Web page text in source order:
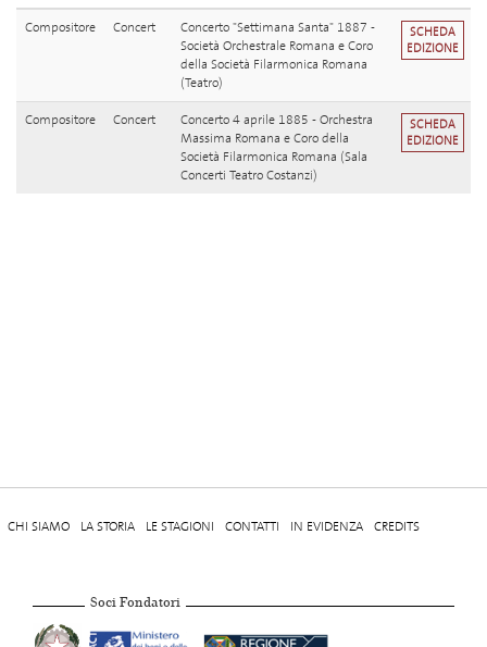
Compositore Concert
Concerto "Settimana Santa" 1887 -
Società Orchestrale Romana e Coro
della Società Filarmonica Romana
(Teatro)
SCHEDA
EDIZIONE
Compositore Concert
Concerto 4 aprile 1885 - Orchestra
Massima Romana e Coro della
Società Filarmonica Romana (Sala
Concerti Teatro Costanzi)
SCHEDA
EDIZIONE
CHI SIAMO LA STORIA LE STAGIONI CONTATTI IN EVIDENZA CREDITS
Soci Fondatori